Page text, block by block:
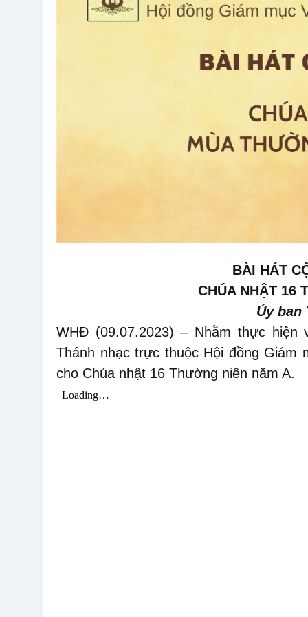
BÀI HÁT
CHÚA NHẬT 16
Ủy ban
WHĐ (09.07.2023) – Nhằm thực hiện
Thánh nhạc trực thuộc Hội đồng Giám
cho Chúa nhật 16 Thường niên năm A.